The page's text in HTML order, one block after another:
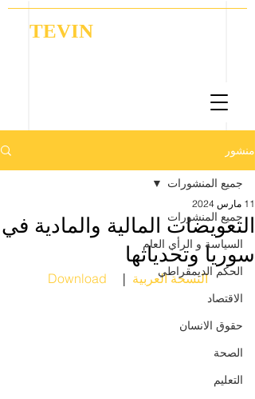
TEVIN
منشور
جميع المنشورات
السياسة و الرأي العام
الحكم الديمقراطي
الاقتصاد
حقوق الانسان
الصحة
التعليم
جميع المنشورات
التعويضات المالية والمادية في
سوريا وتحدياتها
11 مارس 2024
Download | النسخة العربية